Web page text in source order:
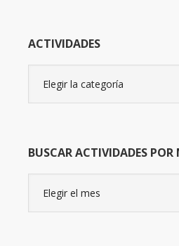
ACTIVIDADES
BUSCAR ACTIVIDADES POR
actividades
por